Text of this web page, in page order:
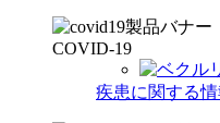
COVID-19
疾患に関する情